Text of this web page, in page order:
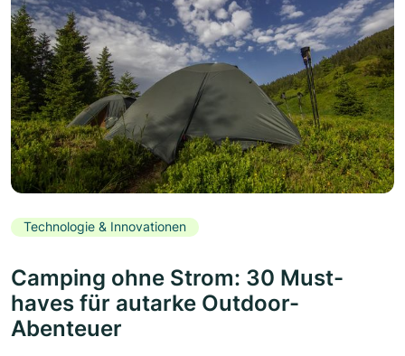
Technologie & Innovationen
Camping ohne Strom: 30 Must-
haves für autarke Outdoor-
Abenteuer